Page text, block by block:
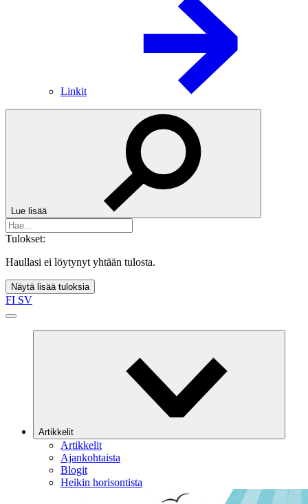
Linkit
Lue lisää
Tulokset:
Haullasi ei löytynyt yhtään tulosta.
Näytä lisää tuloksia
FI SV
Artikkelit
Artikkelit
Ajankohtaista
Blogit
Heikin horisontista